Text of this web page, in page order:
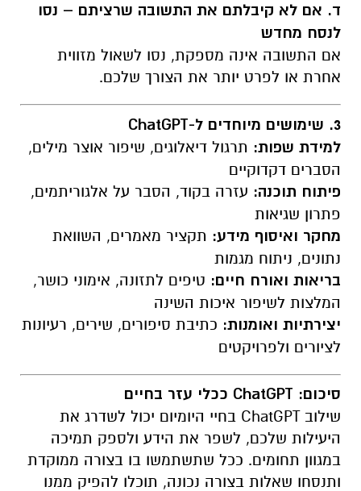
ד. אם לא קיבלתם את התשובה שרציתם – נסו
לנסח מחדש
אם התשובה אינה מספקת, נסו לשאול מזווית
אחרת או לפרט יותר את הצורך שלכם.
3. שימושים מיוחדים ל-ChatGPT
למידת שפות: תרגול דיאלוגים, שיפור אוצר מילים,
הסברים דקדוקיים
פיתוח תוכנה: עזרה בקוד, הסבר על אלגוריתמים,
פתרון שגיאות
מחקר ואיסוף מידע: תקציר מאמרים, השוואת
נתונים, ניתוח מגמות
בריאות ואורח חיים: טיפים לתזונה, אימוני כושר,
המלצות לשיפור איכות השינה
יצירתיות ואומנות: כתיבת סיפורים, שירים, רעיונות
לציורים ולפרויקטים
סיכום: ChatGPT ככלי עזר בחיים
שילוב ChatGPT בחיי היומיום יכול לשדרג את
היעילות שלכם, לשפר את הידע ולספק תמיכה
במגוון תחומים. ככל שתשתמשו בו בצורה ממוקדת
ותנסחו שאלות בצורה נכונה, תוכלו להפיק ממנו